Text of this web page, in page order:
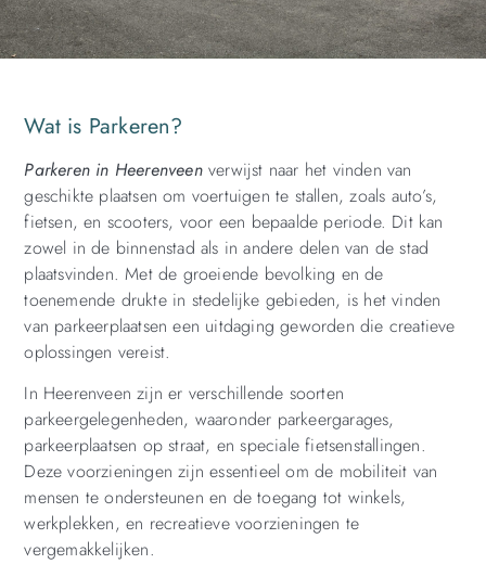
Wat is Parkeren?
Parkeren in Heerenveenverwijst naar het vinden van
geschikte plaatsen om voertuigen te stallen, zoals auto’s,
fietsen, en scooters, voor een bepaalde periode. Dit kan
zowel in de binnenstad als in andere delen van de stad
plaatsvinden. Met de groeiende bevolking en de
toenemende drukte in stedelijke gebieden, is het vinden
van parkeerplaatsen een uitdaging geworden die creatieve
oplossingen vereist.
In Heerenveen zijn er verschillende soorten
parkeergelegenheden, waaronder parkeergarages,
parkeerplaatsen op straat, en speciale fietsenstallingen.
Deze voorzieningen zijn essentieel om de mobiliteit van
mensen te ondersteunen en de toegang tot winkels,
werkplekken, en recreatieve voorzieningen te
vergemakkelijken.